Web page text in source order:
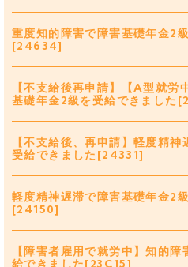
重度知的障害で障害基礎年金2
[24634]
【不支給後再申請】【A型就労
基礎年金2級を受給できました
【不支給後、再申請】軽度精
受給できました[24331]
軽度精神遅滞で障害基礎年金2
[24150]
【障害者雇用で就労中】知的
給できました[23C15]